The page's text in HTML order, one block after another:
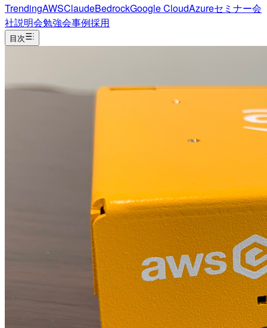
TrendingAWSClaudeBedrockGoogle CloudAzureセミナー会
社説明会勉強会事例採用
目次